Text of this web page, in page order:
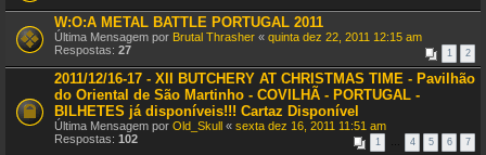
W:O:A METAL BATTLE PORTUGAL 2011
Última Mensagem por Brutal Thrasher « quinta dez 22, 2011 12:15 am
Respostas: 27 1 2
2011/12/16-17 - XII BUTCHERY AT CHRISTMAS TIME - Pavilhão
do Oriental de São Martinho - COVILHÃ - PORTUGAL -
BILHETES já disponíveis!!! Cartaz Disponível
Última Mensagem por Old_Skull « sexta dez 16, 2011 11:51 am
Respostas: 102 1 … 4 5 6 7